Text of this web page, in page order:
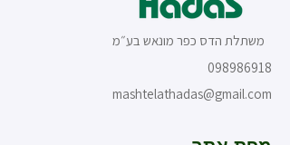
משתלת הדס כפר מונאש בע״מ
098986918
mashtelathadas@gmail.com